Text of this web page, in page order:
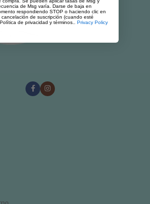
de Msg varía. Darse de baja en
respondiendo STOP o haciendo clic en
de suscripción (cuando esté
de privacidad y términos.. Privacy Policy